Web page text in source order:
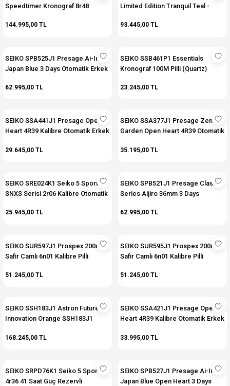
Speedtimer Kronograf 8r48
Otomatik Erkek Kol Saati
144.995,00 TL
Limited Edition Tranquil Teal -
Kol Saati
93.445,00 TL
SEIKO SPB525J1 Presage Ai-Iro
Japan Blue 3 Days Otomatik Erkek
62.995,00 TL
SEIKO SSB461P1 Essentials
Kronograf 100M Pilli (Quartz)
23.245,00 TL
SEIKO SSA441J1 Presage Open
Heart 4R39 Kalibre Otomatik Erkek
29.645,00 TL
SEIKO SSA377J1 Presage Zen
Garden Open Heart 4R39 Otomatik
35.195,00 TL
SEIKO SRE024K1 Seiko 5 Sport
SNXS Serisi 2r06 Kalibre Otomatik
25.945,00 TL
SEIKO SPB521J1 Presage Classic
Series Aijiro 36mm 3 Days
62.995,00 TL
SEIKO SUR597J1 Prospex 200m
Safir Camlı 6n01 Kalibre Pilli
51.245,00 TL
SEIKO SUR595J1 Prospex 200m
Safir Camlı 6n01 Kalibre Pilli
51.245,00 TL
SEIKO SSH183J1 Astron Future
Innovation Orange SSH183J1
Kol Saati
168.245,00 TL
SEIKO SSA421J1 Presage Open
Heart 4R39 Kalibre Otomatik Erkek
33.995,00 TL
SEIKO SRPD76K1 Seiko 5 Sport
4r36 41 Saat Güç Rezervli
SEIKO SPB527J1 Presage Ai-Iro
Japan Blue Open Heart 3 Days